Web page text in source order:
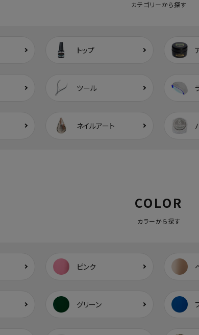
カテゴリーから探す
トップ
ツール
ネイルアート
COLOR
カラーから探す
ピンク
グリーン